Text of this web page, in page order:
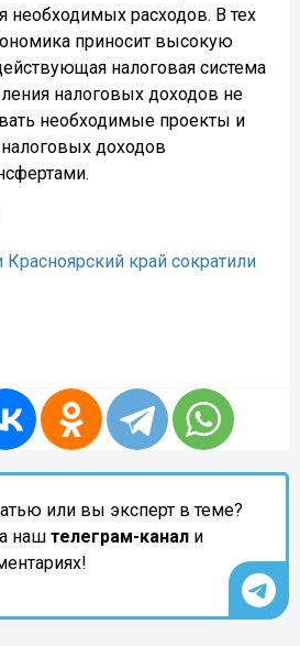
необходимых расходов. В тех
приносит высокую
налоговая система
налоговых доходов не
необходимые проекты и
доходов
Красноярский край сократили
или вы эксперт в теме?
наш телеграм-канал и